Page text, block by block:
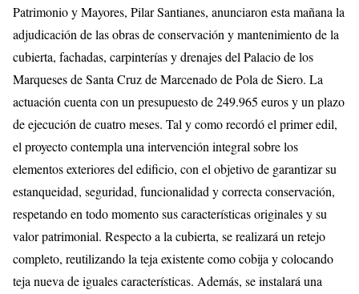
Patrimonio y Mayores, Pilar Santianes, anunciaron esta mañana la
adjudicación de las obras de conservación y mantenimiento de la
cubierta, fachadas, carpinterías y drenajes del Palacio de los
Marqueses de Santa Cruz de Marcenado de Pola de Siero. La
actuación cuenta con un presupuesto de 249.965 euros y un plazo
de ejecución de cuatro meses. Tal y como recordó el primer edil,
el proyecto contempla una intervención integral sobre los
elementos exteriores del edificio, con el objetivo de garantizar su
estanqueidad, seguridad, funcionalidad y correcta conservación,
respetando en todo momento sus características originales y su
valor patrimonial. Respecto a la cubierta, se realizará un retejo
completo, reutilizando la teja existente como cobija y colocando
teja nueva de iguales características. Además, se instalará una